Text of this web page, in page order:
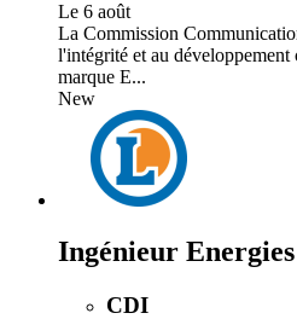
Le 6 août
La Commission
l'intégrité et au développement
marque E...
New
Ingénieur
CDI